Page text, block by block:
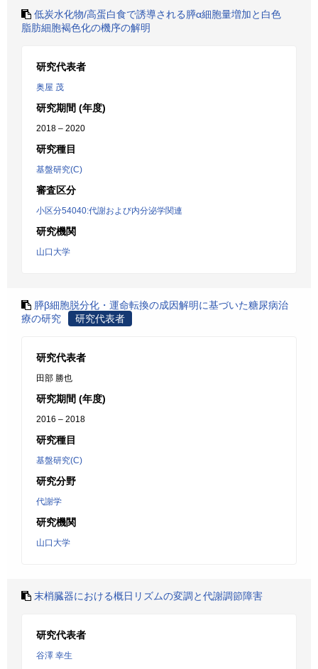
低炭水化物/高蛋白食で誘導される膵α細胞量増加と白色
脂肪細胞褐色化の機序の解明
研究代表者
奥屋 茂
研究期間 (年度)
2018 – 2020
研究種目
基盤研究(C)
審査区分
小区分54040:代謝および内分泌学関連
研究機関
山口大学
膵β細胞脱分化・運命転換の成因解明に基づいた糖尿病治
療の研究
研究代表者
研究代表者
田部 勝也
研究期間 (年度)
2016 – 2018
研究種目
基盤研究(C)
研究分野
代謝学
研究機関
山口大学
末梢臓器における概日リズムの変調と代謝調節障害
研究代表者
谷澤 幸生